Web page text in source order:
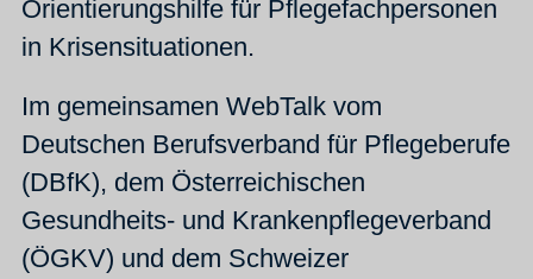
Orientierungshilfe für Pflegefachpersonen
in Krisensituationen.
Im gemeinsamen WebTalk vom
Deutschen Berufsverband für Pflegeberufe
(DBfK), dem Österreichischen
Gesundheits- und Krankenpflegeverband
(ÖGKV) und dem Schweizer